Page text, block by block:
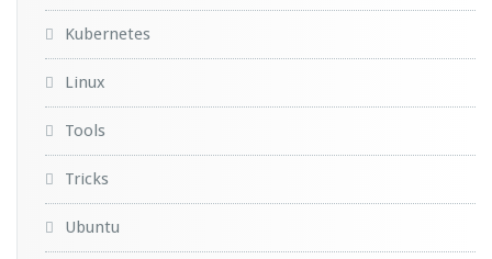
Kubernetes
Linux
Tools
Tricks
Ubuntu